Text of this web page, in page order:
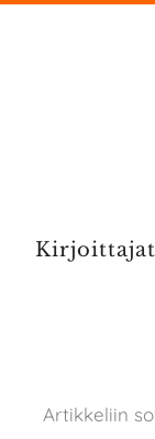
Kirjoittajat
Artikkeliin